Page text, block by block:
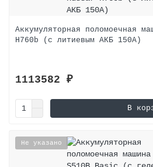
только оборудование Bennett,
Аккумуляторная поломоечная
H760b (с литиевым АКБ 150A)
1113582 ₽
В
Не указано